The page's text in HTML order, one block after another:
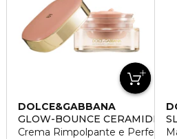
DOLCE&GABBANA
GLOW-BOUNCE CERAMIDE
Crema Rimpolpante e